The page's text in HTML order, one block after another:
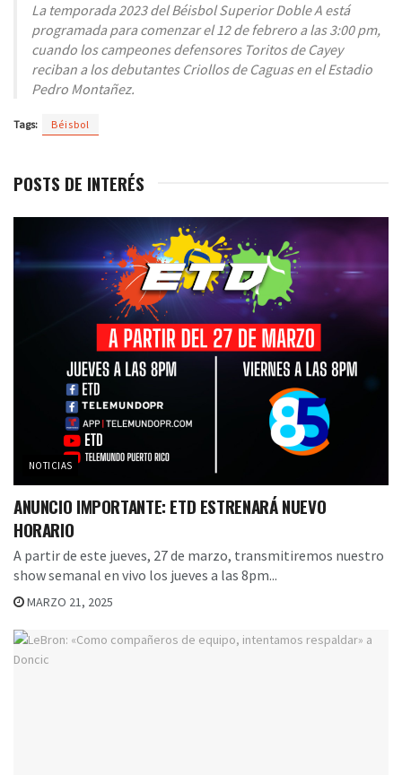
La temporada 2023 del Béisbol Superior Doble A está
programada para comenzar el 12 de febrero a las 3:00 pm,
cuando los campeones defensores Toritos de Cayey
reciban a los debutantes Criollos de Caguas en el Estadio
Pedro Montañez.
Tags: Béisbol
POSTS DE INTERÉS
NOTICIAS
ANUNCIO IMPORTANTE: ETD ESTRENARÁ NUEVO
HORARIO
A partir de este jueves, 27 de marzo, transmitiremos nuestro
show semanal en vivo los jueves a las 8pm...
MARZO 21, 2025